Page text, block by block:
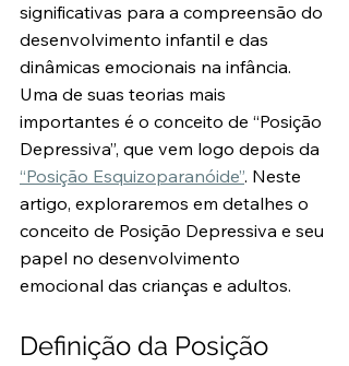
significativas para a compreensão do
desenvolvimento infantil e das
dinâmicas emocionais na infância.
Uma de suas teorias mais
importantes é o conceito de “Posição
Depressiva”, que vem logo depois da
“Posição Esquizoparanóide”. Neste
artigo, exploraremos em detalhes o
conceito de Posição Depressiva e seu
papel no desenvolvimento
emocional das crianças e adultos.
Definição da Posição